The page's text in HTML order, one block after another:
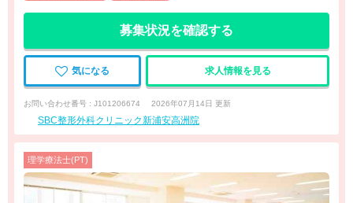
募集状況を確認する
気になる 求人情報を見る
お問い合わせ番号 : J101206674 2026年07月14日 更新
SBC整形外科クリニック新浦安高洲院
理学療法士(PT)